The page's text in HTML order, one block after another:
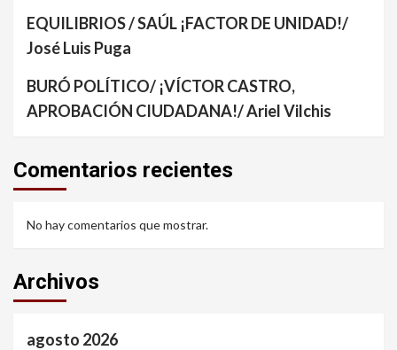
EQUILIBRIOS / SAÚL ¡FACTOR DE UNIDAD!/
José Luis Puga
BURÓ POLÍTICO/ ¡VÍCTOR CASTRO,
APROBACIÓN CIUDADANA!/ Ariel Vilchis
Comentarios recientes
No hay comentarios que mostrar.
Archivos
agosto 2026